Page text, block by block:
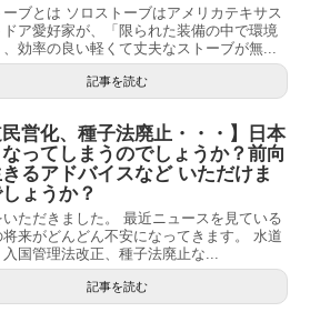
ーブとは ソロストーブはアメリカテキサス
ア愛好家が、「限られた装備の中で環境
効率の良い軽くて丈夫なストーブが無...
記事を読む
民営化、種子法廃止・・・】日本
ってしまうのでしょうか？前向
るアドバイスなど いただけま
ょうか？
いただきました。 最近ニュースを見ている
将来がどんどん不安になってきます。 水道
国管理法改正、種子法廃止な...
記事を読む